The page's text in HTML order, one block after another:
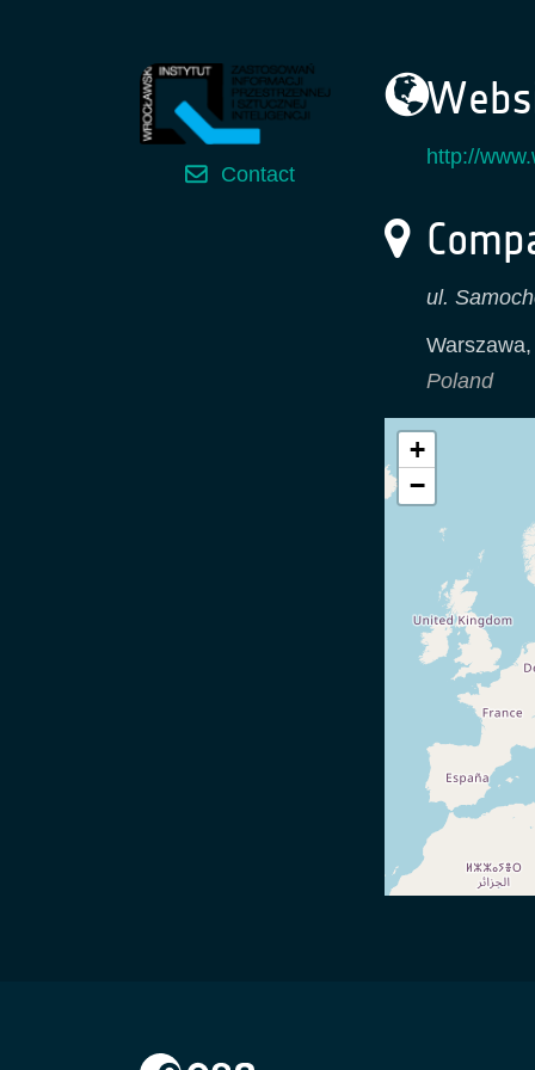
Contact
http://
ul.
Warszawa,
Poland
+
−